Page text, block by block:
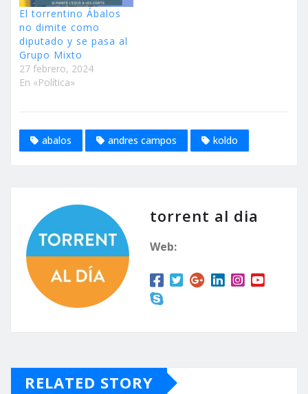
El torrentino Ábalos
no dimite como
diputado y se pasa al
Grupo Mixto
27 febrero, 2024
En «Política»
abalos andres campos koldo
torrent al dia
Web:
RELATED STORY